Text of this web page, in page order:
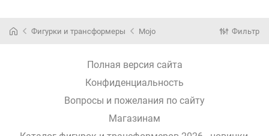
Фигурки и трансформеры Mojo Фильтр
Полная версия сайта
Конфиденциальность
Вопросы и пожелания по сайту
Магазинам